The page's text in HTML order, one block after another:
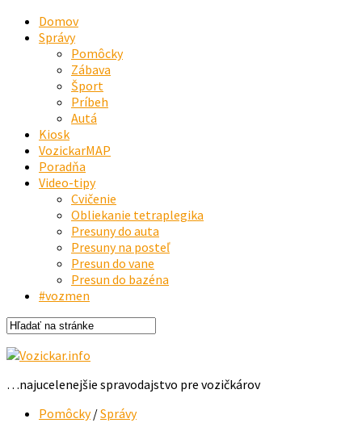
Domov
Správy
Pomôcky
Zábava
Šport
Príbeh
Autá
Kiosk
VozickarMAP
Poradňa
Video-tipy
Cvičenie
Obliekanie tetraplegika
Presuny do auta
Presuny na posteľ
Presun do vane
Presun do bazéna
#vozmen
…najucelenejšie spravodajstvo pre vozičkárov
Pomôcky /Správy